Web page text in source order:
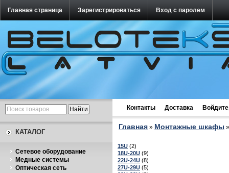
Главная страница Зарегистрироваться Вход с паролем
КАТАЛОГ
Cетевое оборудование
Медные системы
Оптическая сеть
Контакты Доставка
Главная » Монтажные шкафы
15U (2)
18U-20U (9)
22U-24U (8)
27U-29U (5)